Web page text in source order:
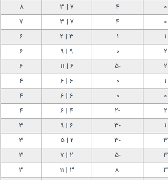
0
4
7 | 3
8
0
4
7 | 3
7
1
1
3 | 2
6
2
0
9 | 9
6
2
-5
6 | 11
6
1
0
6 | 6
4
0
0
6 | 6
4
2
-2
4 | 6
4
1
-3
6 | 9
3
3
-3
2 | 5
3
3
-5
2 | 7
3
3
-8
3 | 11
3